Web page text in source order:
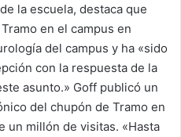
la escuela, destaca que
en el campus en
del campus y ha «sido
con la respuesta de la
asunto.» Goff publicó un
del chupón de Tramo en
un millón de visitas. «Hasta